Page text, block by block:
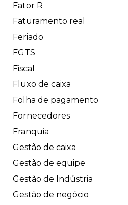
Fator R
Faturamento real
Feriado
FGTS
Fiscal
Fluxo de caixa
Folha de pagamento
Fornecedores
Franquia
Gestão de caixa
Gestão de equipe
Gestão de Indústria
Gestão de negócio